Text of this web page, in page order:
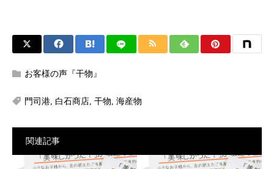
お客様の声『干物』
門司港, 白石商店, 干物, 海産物
関連記事